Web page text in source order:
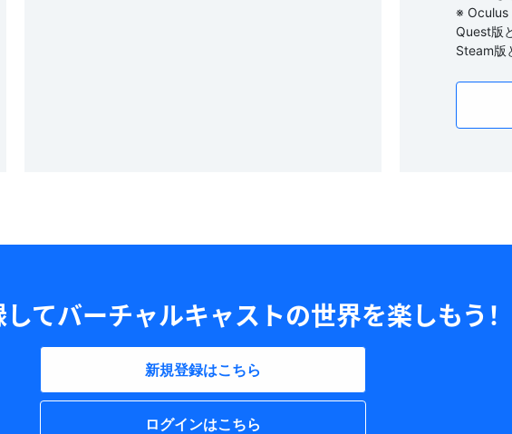
※ Oculus
Quest版
Steam版
てバーチャルキャストの世界を楽しもう！
新規登録はこちら
ログインはこちら